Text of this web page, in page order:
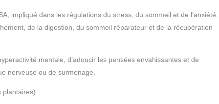
impliqué dans les régulations du stress, du sommeil et de l’anxiété.
de la digestion, du sommeil réparateur et de la récupération
mentale, d’adoucir les pensées envahissantes et de
nerveuse ou de surmenage.
plantaires).